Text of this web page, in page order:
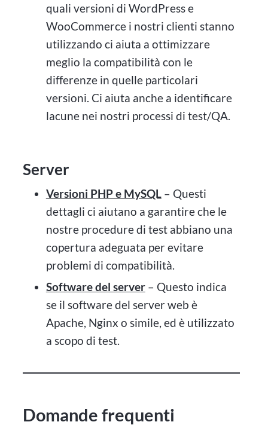
quali versioni di WordPress e
WooCommerce i nostri clienti stanno
utilizzando ci aiuta a ottimizzare
meglio la compatibilità con le
differenze in quelle particolari
versioni. Ci aiuta anche a identificare
lacune nei nostri processi di test/QA.
Server
Versioni PHP e MySQL– Questi
dettagli ci aiutano a garantire che le
nostre procedure di test abbiano una
copertura adeguata per evitare
problemi di compatibilità.
Software del server– Questo indica
se il software del server web è
Apache, Nginx o simile, ed è utilizzato
a scopo di test.
Domande frequenti